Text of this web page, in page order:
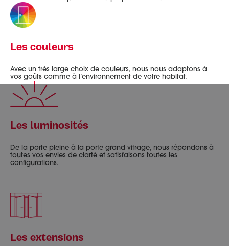
Les couleurs
Avec un très large choix de couleurs, nous nous adaptons à
vos goûts comme à l’environnement de votre habitat.
Les luminosités
De la porte pleine à la porte grand vitrage, nous répondons à
toutes vos envies de clarté et satisfaisons toutes les
configurations.
Les extensions